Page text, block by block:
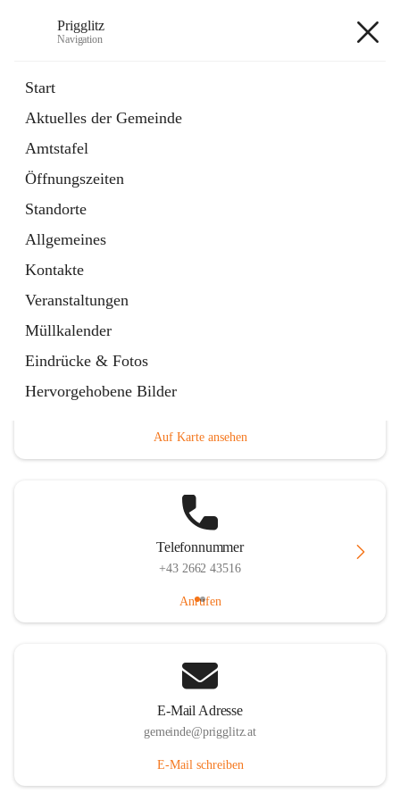
Prigglitz
Navigation
Start
Aktuelles der Gemeinde
Amtstafel
Öffnungszeiten
Standorte
Allgemeines
Kontakte
Veranstaltungen
Müllkalender
Eindrücke & Fotos
Hervorgehobene Bilder
Externe Webseite
in
Tab
Gemeindezeitung
Ordner
öffnet
in
neuem
Tab
Hauptadresse
Auf Karte ansehen
Telefonnummer
+43 2662 43516
Anrufen
E-Mail Adresse
gemeinde@prigglitz.at
E-Mail schreiben